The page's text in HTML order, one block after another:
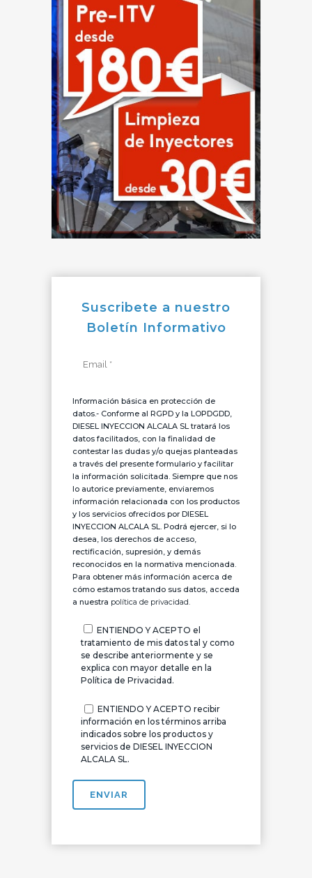
Suscribete a nuestro
Boletín Informativo
Información básica en protección de
datos.- Conforme al RGPD y la LOPDGDD,
DIESEL INYECCION ALCALA SL tratará los
datos facilitados, con la finalidad de
contestar las dudas y/o quejas planteadas
a través del presente formulario y facilitar
la información solicitada. Siempre que nos
lo autorice previamente, enviaremos
información relacionada con los productos
y los servicios ofrecidos por DIESEL
INYECCION ALCALA SL. Podrá ejercer, si lo
desea, los derechos de acceso,
rectificación, supresión, y demás
reconocidos en la normativa mencionada.
Para obtener más información acerca de
cómo estamos tratando sus datos, acceda
a nuestra política de privacidad.
ENTIENDO Y ACEPTO el
tratamiento de mis datos tal y como
se describe anteriormente y se
explica con mayor detalle en la
Política de Privacidad.
ENTIENDO Y ACEPTO recibir
información en los términos arriba
indicados sobre los productos y
servicios de DIESEL INYECCION
ALCALA SL.